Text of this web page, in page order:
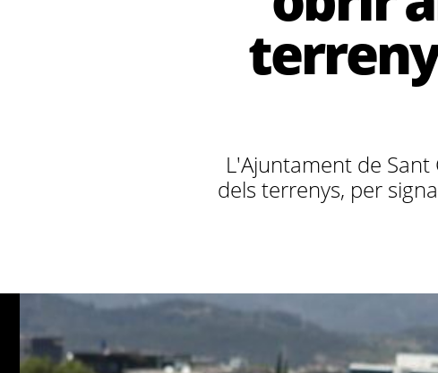
L'Ajuntament de
dels terrenys, per